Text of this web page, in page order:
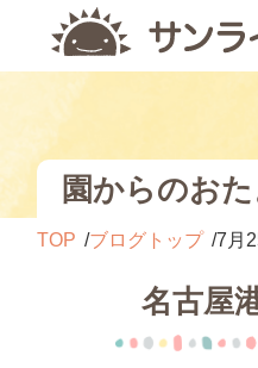
園からのおた
TOP ブログトップ 7月
名古屋